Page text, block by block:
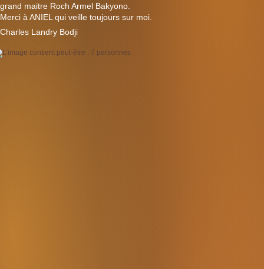
grand maitre Roch Armel Bakyono.
Merci à ANIEL qui veille toujours sur moi.
Charles Landry Bodji